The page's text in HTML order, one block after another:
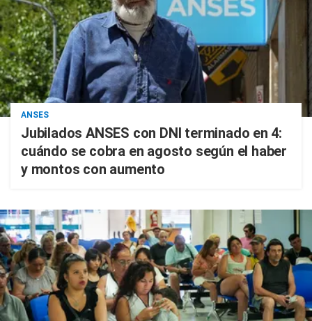
ANSES
Jubilados ANSES con DNI terminado en 4:
cuándo se cobra en agosto según el haber
y montos con aumento